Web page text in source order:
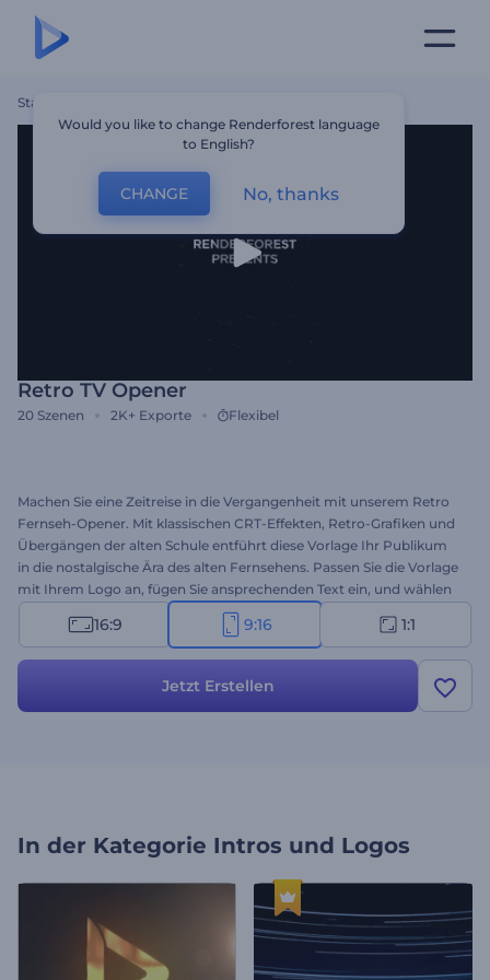
Startseite
Retro TV Opener
20 Szenen 2K+ Exporte Flexibel
Machen Sie eine Zeitreise in die Vergangenheit mit unserem Retro
Fernseh-Opener. Mit klassischen CRT-Effekten, Retro-Grafiken und
Übergängen der alten Schule entführt diese Vorlage Ihr Publikum
in die nostalgische Ära des alten Fernsehens. Passen Sie die Vorlage
mit Ihrem Logo an, fügen Sie ansprechenden Text ein, und wählen
Sie aus einer Vielzahl von Retro-Musikstücken, um die perfekte
Stimmung zu erzeugen. Die Vorlage eignet sich perfekt für Projekte
Serieneröffnungen und vieles mehr. Beginnen Sie jetzt mit der
16:9 9:16 1:1
Jetzt Erstellen
In der Kategorie Intros und Logos
Would you like to change Renderforest language
to English?
CHANGE No, thanks